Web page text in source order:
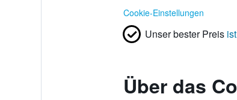
Cookie-Einstellungen
Unser bester Preis
Über das